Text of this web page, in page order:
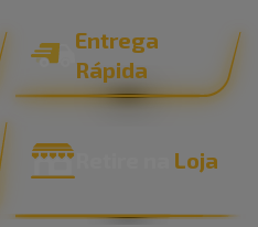
Entrega
Rápida
Loja